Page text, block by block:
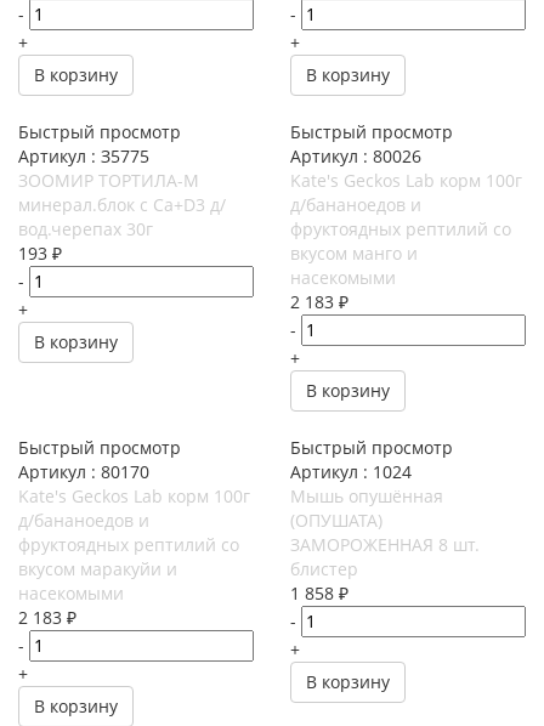
-
+
В корзину
-
+
В корзину
Быстрый просмотр
Артикул : З5775
ЗООМИР ТОРТИЛА-М
минерал.блок с Са+D3 д/
вод.черепах 30г
193 ₽
-
+
В корзину
Быстрый просмотр
Артикул : 80026
Kate's Geckos Lab корм 100г
д/бананоедов и
фруктоядных рептилий со
вкусом манго и
насекомыми
2 183 ₽
-
+
В корзину
Быстрый просмотр
Артикул : 80170
Kate's Geckos Lab корм 100г
д/бананоедов и
фруктоядных рептилий со
вкусом маракуйи и
насекомыми
2 183 ₽
-
+
В корзину
Быстрый просмотр
Артикул : 1024
Мышь опушённая
(ОПУШАТА)
ЗАМОРОЖЕННАЯ 8 шт.
блистер
1 858 ₽
-
+
В корзину